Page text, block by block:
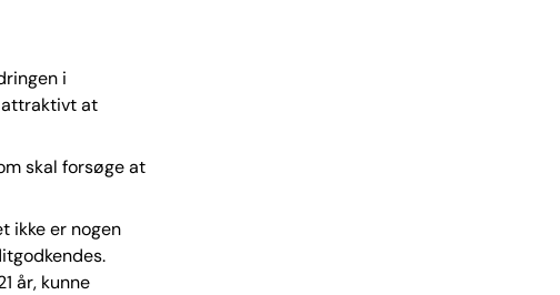
i
at
skal forsøge at
ikke er nogen
år, kunne